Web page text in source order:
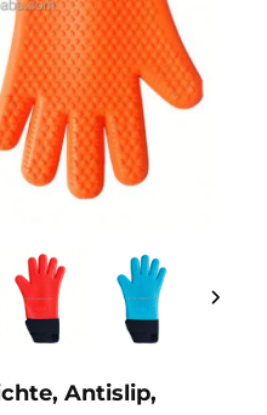
Antislip,